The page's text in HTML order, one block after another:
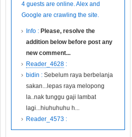
4 guests are online. Alex and
Google are crawling the site.
Info : Please, resolve the
addition below before post any
new comment...
Reader_4628 :
bidin : Sebelum raya berbelanja
sakan...lepas raya melopong
la..nak tunggu gaji lambat
lagi...hiuhuhuhu h...
Reader_4573 :